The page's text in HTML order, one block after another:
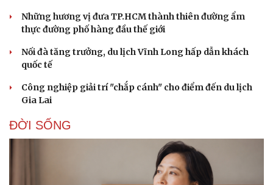
Những hương vị đưa TP.HCM thành thiên đường ẩm
thực đường phố hàng đầu thế giới
Nối đà tăng trưởng, du lịch Vĩnh Long hấp dẫn khách
quốc tế
Công nghiệp giải trí "chắp cánh" cho điểm đến du lịch
Gia Lai
ĐỜI SỐNG